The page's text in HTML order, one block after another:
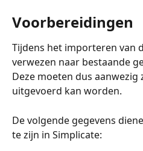
Voorbereidingen
Tijdens het importeren van
verwezen naar bestaande
Deze moeten dus
uitgevoerd kan worden.
De volgende gegevens
te zijn in Simplicate: